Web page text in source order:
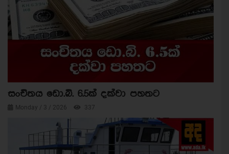
සංචිතය ඩො.බි. 6.5ක් දක්වා පහතට
Monday / 3 / 2026 337